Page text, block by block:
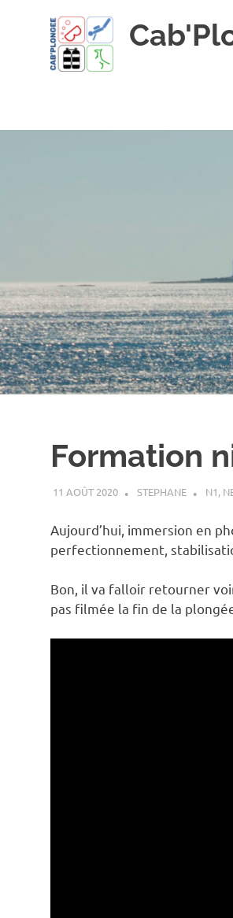
tous
Formation
11 AOÛT 2020 STEPHANE N1,
Aujourd’hui, immersion en
perfectionnement,
Bon, il va falloir retourner
pas filmée la fin de la